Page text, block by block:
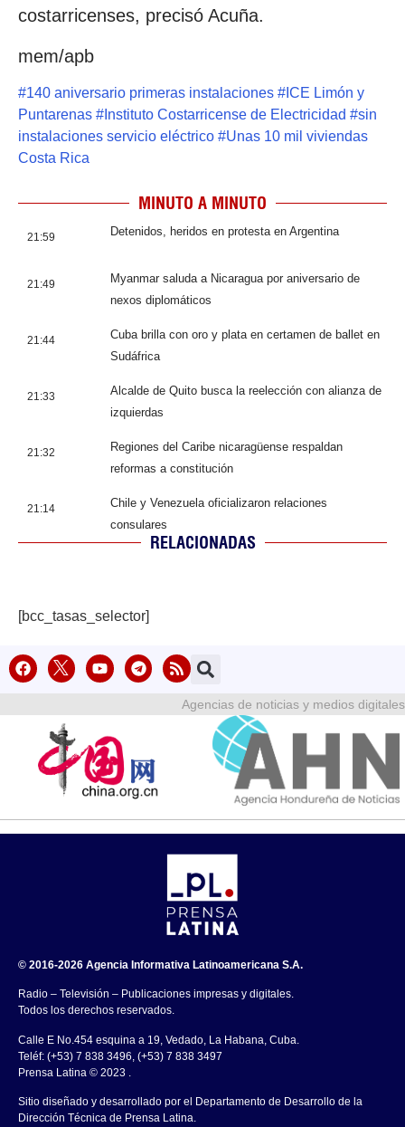
costarricenses, precisó Acuña.
mem/apb
#140 aniversario primeras instalaciones # ICE Limón y
Puntarenas # Instituto Costarricense de Electricidad #sin
instalaciones servicio eléctrico #Unas 10 mil viviendas
Costa Rica
MINUTO A MINUTO
21:59 Detenidos, heridos en protesta en Argentina
21:49
Myanmar saluda a Nicaragua por aniversario de
nexos diplomáticos
21:44
Cuba brilla con oro y plata en certamen de ballet en
Sudáfrica
21:33
Alcalde de Quito busca la reelección con alianza de
izquierdas
21:32
Regiones del Caribe nicaragüense respaldan
reformas a constitución
21:14
Chile y Venezuela oficializaron relaciones
consulares
RELACIONADAS
[bcc_tasas_selector]
Agencias de noticias y medios digitales
© 2016-2026 Agencia Informativa Latinoamericana S.A.
Radio – Televisión – Publicaciones impresas y digitales.
Todos los derechos reservados.
Calle E No.454 esquina a 19, Vedado, La Habana, Cuba.
Teléf: (+53) 7 838 3496, (+53) 7 838 3497
Prensa Latina © 2023 .
Sitio diseñado y desarrollado por el Departamento de Desarrollo de la
Dirección Técnica de Prensa Latina.